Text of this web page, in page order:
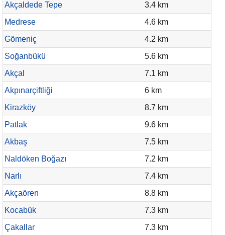
Akçaldede Tepe
3.4 km
Medrese
4.6 km
Gömeniç
4.2 km
Soğanbükü
5.6 km
Akçal
7.1 km
Akpınarçiftliği
6 km
Kirazköy
8.7 km
Patlak
9.6 km
Akbaş
7.5 km
Naldöken Boğazı
7.2 km
Narlı
7.4 km
Akçaören
8.8 km
Kocabük
7.3 km
Çakallar
7.3 km